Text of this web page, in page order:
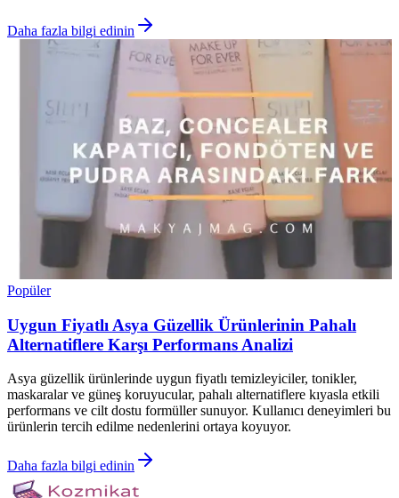
Daha fazla bilgi edinin
Popüler
Uygun Fiyatlı Asya Güzellik Ürünlerinin Pahalı
Alternatiflere Karşı Performans Analizi
Asya güzellik ürünlerinde uygun fiyatlı temizleyiciler, tonikler,
maskaralar ve güneş koruyucular, pahalı alternatiflere kıyasla etkili
performans ve cilt dostu formüller sunuyor. Kullanıcı deneyimleri bu
ürünlerin tercih edilme nedenlerini ortaya koyuyor.
Daha fazla bilgi edinin